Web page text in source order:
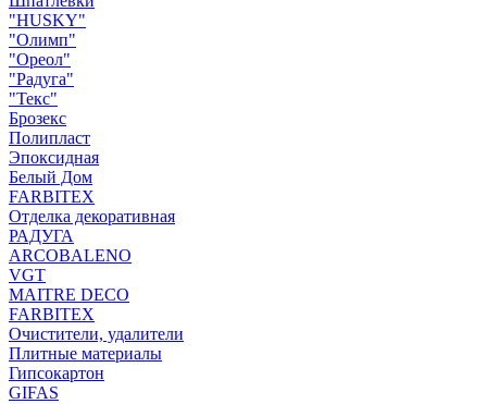
"HUSKY"
"Олимп"
"Ореол"
"Радуга"
"Текс"
Брозекс
Полипласт
Эпоксидная
Белый Дом
FARBITEX
Отделка декоративная
РАДУГА
ARCOBALENO
VGT
MAITRE DECO
FARBITEX
Очистители, удалители
Плитные материалы
Гипсокартон
GIFAS